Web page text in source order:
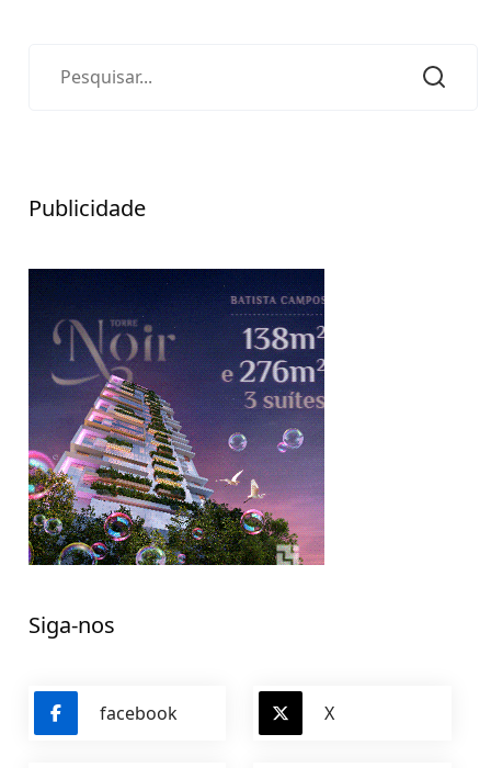
Publicidade
Siga-nos
facebook X